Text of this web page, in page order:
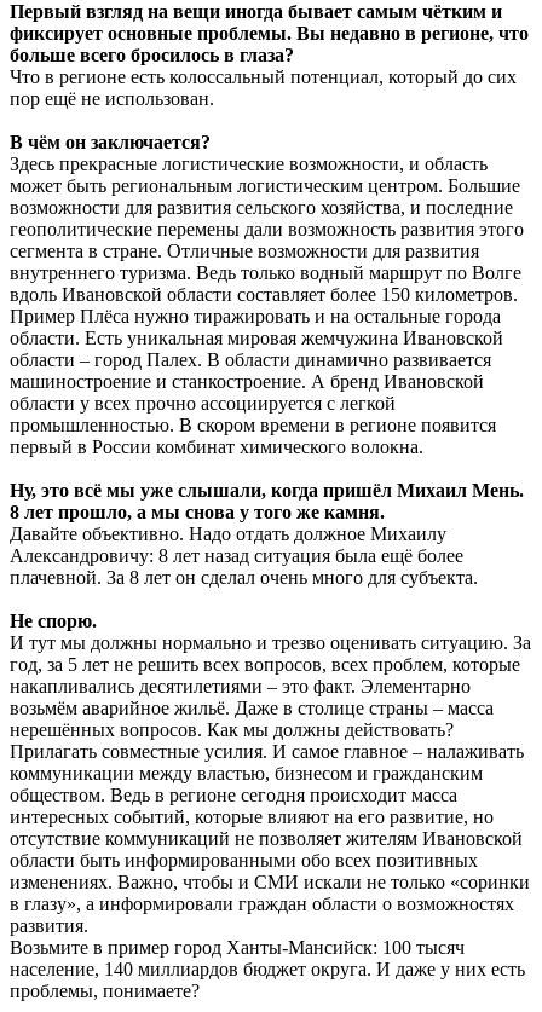
Первый взгляд на вещи иногда бывает самым чётким и
фиксирует основные проблемы. Вы недавно в регионе, что
больше всего бросилось в глаза?
Что в регионе есть колоссальный потенциал, который до сих
пор ещё не использован.
В чём он заключается?
Здесь прекрасные логистические возможности, и область
может быть региональным логистическим центром. Большие
возможности для развития сельского хозяйства, и последние
геополитические перемены дали возможность развития этого
сегмента в стране. Отличные возможности для развития
внутреннего туризма. Ведь только водный маршрут по Волге
вдоль Ивановской области составляет более 150 километров.
Пример Плёса нужно тиражировать и на остальные города
области. Есть уникальная мировая жемчужина Ивановской
области – город Палех. В области динамично развивается
машиностроение и станкостроение. А бренд Ивановской
области у всех прочно ассоциируется с легкой
промышленностью. В скором времени в регионе появится
первый в России комбинат химического волокна.
Ну, это всё мы уже слышали, когда пришёл Михаил Мень.
8 лет прошло, а мы снова у того же камня.
Давайте объективно. Надо отдать должное Михаилу
Александровичу: 8 лет назад ситуация была ещё более
плачевной. За 8 лет он сделал очень много для субъекта.
Не спорю.
И тут мы должны нормально и трезво оценивать ситуацию. За
год, за 5 лет не решить всех вопросов, всех проблем, которые
накапливались десятилетиями – это факт. Элементарно
возьмём аварийное жильё. Даже в столице страны – масса
нерешённых вопросов. Как мы должны действовать?
Прилагать совместные усилия. И самое главное – налаживать
коммуникации между властью, бизнесом и гражданским
обществом. Ведь в регионе сегодня происходит масса
интересных событий, которые влияют на его развитие, но
отсутствие коммуникаций не позволяет жителям Ивановской
области быть информированными обо всех позитивных
изменениях. Важно, чтобы и СМИ искали не только «соринки
в глазу», а информировали граждан области о возможностях
развития.
Возьмите в пример город Ханты-Мансийск: 100 тысяч
население, 140 миллиардов бюджет округа. И даже у них есть
проблемы, понимаете?